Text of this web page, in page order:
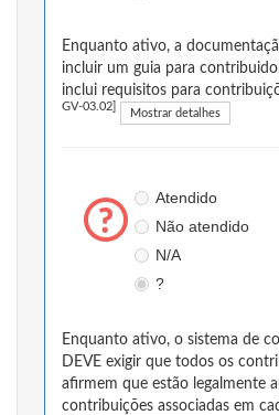
Enquanto ativo, a
incluir um guia para
inclui requisitos para
GV-03.02] Mostrar detalhes
Atendido
Não atendido
N/A
?
Enquanto ativo, o sistema de
DEVE exigir que todos os
afirmem que estão legalmente
contribuições associadas em